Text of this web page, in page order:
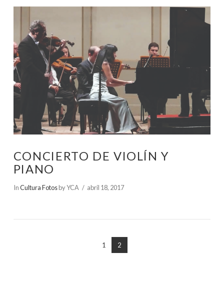
CONCIERTO DE VIOLÍN Y
PIANO
InCultura Fotosby YCA abril 18, 2017
1 2